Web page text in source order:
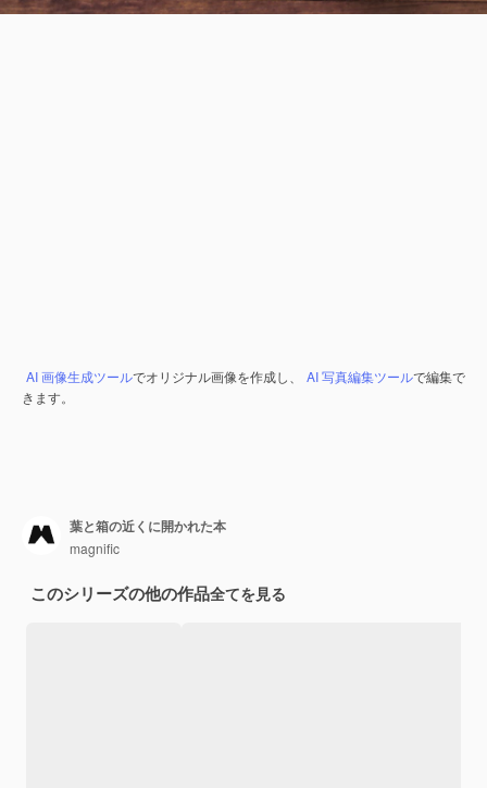
AI 画像生成ツールでオリジナル画像を作成し、 AI 写真編集ツールで編集で
きます。
葉と箱の近くに開かれた本
magnific
このシリーズの他の作品全てを見る